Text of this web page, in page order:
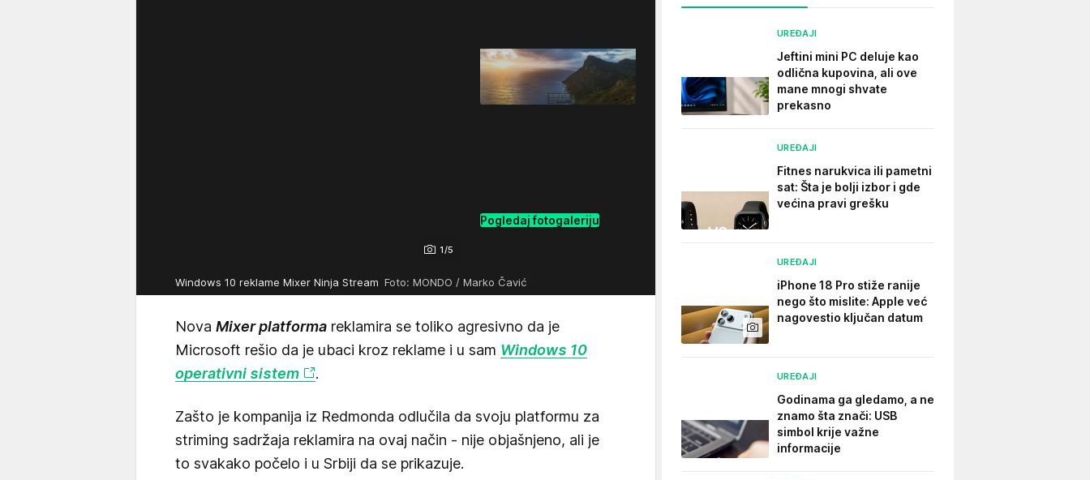
1/5
Pogledaj fotogaleriju
Windows 10 reklame Mixer Ninja Stream Foto: MONDO / Marko Čavić
Nova Mixer platforma reklamira se toliko agresivno da je
Microsoft rešio da je ubaci kroz reklame i u sam Windows 10
operativni sistem
.
Zašto je kompanija iz Redmonda odlučila da svoju platformu za
striming sadržaja reklamira na ovaj način - nije objašnjeno, ali je
to svakako počelo i u Srbiji da se prikazuje.
UREĐAJI
Jeftini mini PC deluje kao
odlična kupovina, ali ove
mane mnogi shvate
prekasno
UREĐAJI
Fitnes narukvica ili pametni
sat: Šta je bolji izbor i gde
većina pravi grešku
UREĐAJI
iPhone 18 Pro stiže ranije
nego što mislite: Apple već
nagovestio ključan datum
UREĐAJI
Godinama ga gledamo, a ne
znamo šta znači: USB
simbol krije važne
informacije